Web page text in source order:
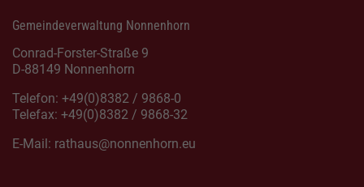
Gemeindeverwaltung Nonnenhorn
Conrad-Forster-Straße 9
D-88149 Nonnenhorn
Telefon: +49(0)8382 / 9868-0
Telefax: +49(0)8382 / 9868-32
E-Mail: rathaus@nonnenhorn.eu